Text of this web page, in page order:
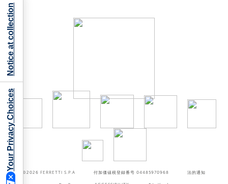
©2026 FERRETTI S.P.A 付加価値税登録番号 04485970968 法的通知
Your Privacy Choices
Notice at collection